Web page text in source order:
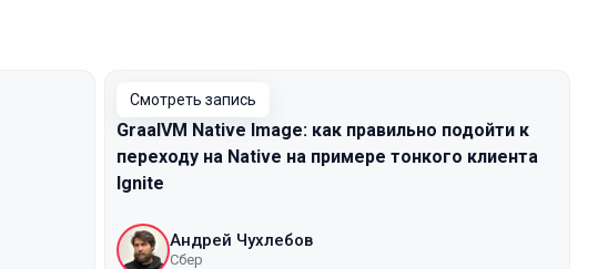
Смотреть запись
GraalVM Native Image: как правильно подойти к
переходу на Native на примере тонкого клиента
Ignite
Андрей Чухлебов
Сбер